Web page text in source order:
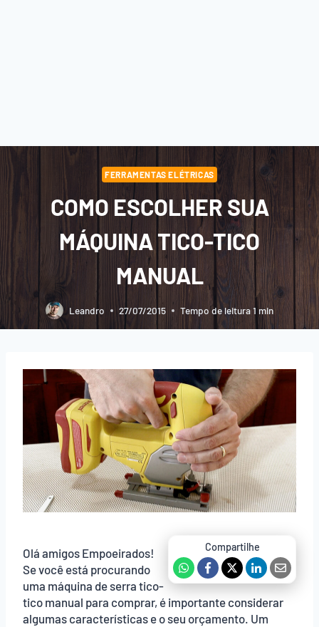
FERRAMENTAS ELÉTRICAS
COMO ESCOLHER SUA
MÁQUINA TICO-TICO
MANUAL
Leandro 27/07/2015 Tempo de leitura1 min
Olá amigos Empoeirados!
Se você está procurando
uma máquina de serra tico-
tico manual para comprar, é importante considerar
algumas características e o seu orçamento. Um